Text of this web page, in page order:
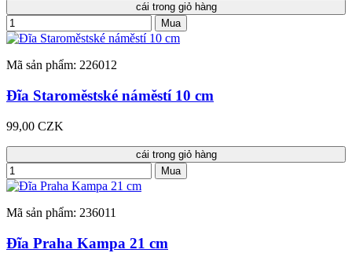
cái trong giỏ hàng
Mua
Mã sản phẩm: 226012
Đĩa Staroměstské náměstí 10 cm
99,00 CZK
cái trong giỏ hàng
Mua
Mã sản phẩm: 236011
Đĩa Praha Kampa 21 cm